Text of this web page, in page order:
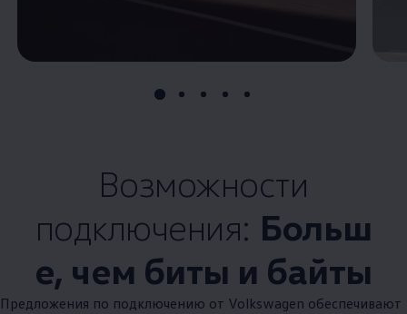
Возможности
подключения: Больш
е, чем биты и байты
Предложения по подключению от Volkswagen обеспечивают